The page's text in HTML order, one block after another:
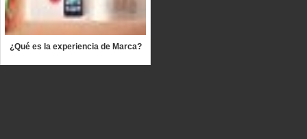
¿Qué es la experiencia de Marca?